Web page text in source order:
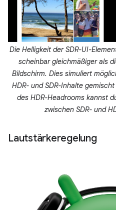
Die Helligkeit der SDR-UI-
scheinbar gleichmäßiger als
Bildschirm. Dies simuliert
HDR- und SDR-Inhalte
des HDR-Headrooms kannst
zwischen SDR- und
Lautstärkeregelung